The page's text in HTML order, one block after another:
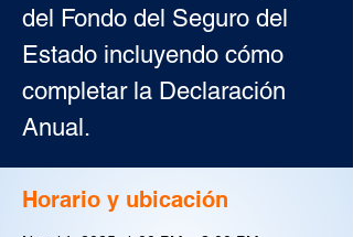
del Fondo del Seguro del
Estado incluyendo cómo
completar la Declaración
Anual.
Horario y ubicación